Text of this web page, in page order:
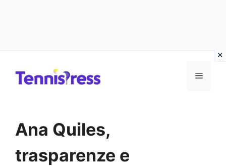
MENU
Ana Quiles,
trasparenze e